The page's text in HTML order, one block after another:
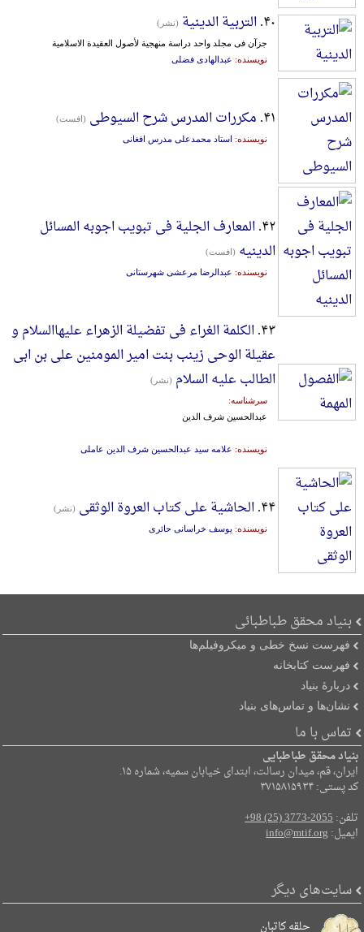
۴۰. التربیة الدینیة (نشر)
جزآن فی مجلد واحد دراسة منهجیة لأصول العقیدة الاسلامیة
نویسنده: عبدالهادی فضلی
۴۱. مکررات المدرس شرح السیوطی (افست)
نویسنده: استاد محمدعلی مدرس افغانی
۴۲. المعارف الجلیة فی تبویب اجوبه المسائل
الدینیه (افست)
نویسنده: عبدالرضا مرعشی شهرستانی
۴۳. الکلمة الغراء فی تفضیلة الزهراء علیهاالسلام و
عقیلة الوحی زینب بنت امیر المومنین علی بن ابی
الطالب علیه السلام (نشر)
سرشناسه:
عبدالحسین شرف الدین
نویسنده: علامه سید عبدالحسین شرف الدین عاملی
۴۴. الحاشیة علی کتاب العروة الوثقی (نشر)
نویسنده: یوسف خراسانی حائری
بنیاد محقق طباطبائی
فهرست نسخ خطی و میکروفیلم‌ها
فهرست کتابخانه
دربارۀ بنیاد
نشان‌ها و تماس‌های بنیاد
تماس با ما
بنیاد محقق طباطبایی
ایران، قم، میدان رسالت، ابتدای خیابان سمیه، شماره ۱۵.
کد پستی: ۳۷۱۵۸۱۵۹۳۴
تلفن:+98 (25) 3773-2055
ایمیل:info@mtif.org
سایت‌های دیگر
حلقه کاتبان